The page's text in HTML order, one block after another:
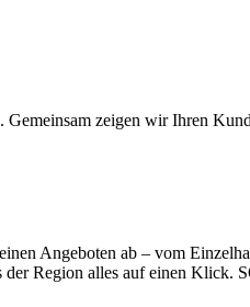
zeigen wir Ihren
Angeboten ab – vom
Region alles auf einen